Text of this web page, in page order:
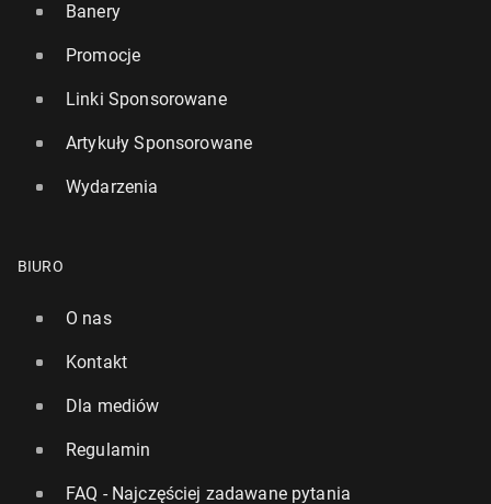
Banery
Promocje
Linki Sponsorowane
Artykuły Sponsorowane
Wydarzenia
BIURO
O nas
Kontakt
Dla mediów
Regulamin
FAQ - Najczęściej zadawane pytania